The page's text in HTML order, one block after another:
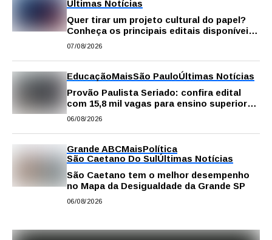
Últimas Notícias
Quer tirar um projeto cultural do papel?
Conheça os principais editais disponíveis
em São Paulo
07/08/2026
EducaçãoMaisSão PauloÚltimas Notícias
Provão Paulista Seriado: confira edital
com 15,8 mil vagas para ensino superior
público
06/08/2026
Grande ABCMaisPolítica
São Caetano Do SulÚltimas Notícias
São Caetano tem o melhor desempenho
no Mapa da Desigualdade da Grande SP
06/08/2026